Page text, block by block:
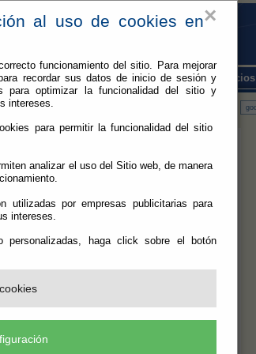
×
al uso de cookies en
funcionamiento del sitio. Para mejorar
recordar sus datos de inicio de sesión y
para optimizar la funcionalidad del sitio y
intereses.
para permitir la funcionalidad del sitio
analizar el uso del Sitio web, de manera
utilizadas por empresas publicitarias para
intereses.
personalizadas, haga click sobre el botón
en Berja Conoce Berja Servicios
final a la Semana Santa
de Resurrección con la procesión de Jesús
esta salida procesional, que ha recorrido las
de Jesús Resucitado ha estado